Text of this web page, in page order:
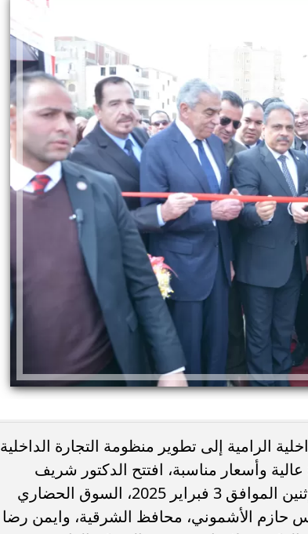
الرامية إلى تطوير منظومة التجارة الداخلية
وأسعار مناسبة، افتتح الدكتور شريف
فاروق، وزير التموين والتجارة الداخلية، اليوم الإثنين الموافق 3 فبراير 2025، السوق الحضاري
حازم الأشموني، محافظ الشرقية، وايمن رضا
لكرة اليد بعد
خطوبة ملك قورة ويوسف عثمان..